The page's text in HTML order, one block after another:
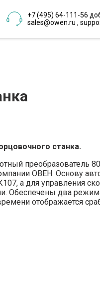
+7 (495) 64-111-56
sales@owen.ru ,
станка.
преобразователь
ОВЕН. Основу
а для управления
Обеспечены два
отображается